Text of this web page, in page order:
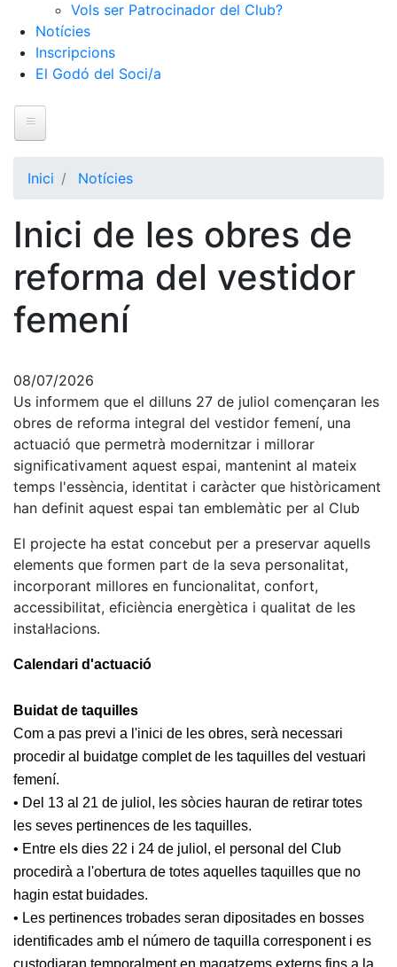
Vols ser Patrocinador del Club?
Notícies
Inscripcions
El Godó del Soci/a
Història
La nostra
història
Cronologia
Presidents
Organització
Junta
directiva
Comissions
i comités
Estructura
executiva
Fundació
Serveis
Instal·lacions
Preguntes
(FAQs)
nosaltres
Àrea esportiva
Tennis
Escola de
tennis
Next Gen
Palmarès
equips
Llegendes
Jugadors
Inici Notícies
Inici de les obres de
reforma del vestidor
femení
08/07/2026
Us informem que el dilluns 27 de juliol començaran les
obres de reforma integral del vestidor femení, una
actuació que permetrà modernitzar i millorar
significativament aquest espai, mantenint al mateix
temps l'essència, identitat i caràcter que històricament
han definit aquest espai tan emblemàtic per al Club
El projecte ha estat concebut per a preservar aquells
elements que formen part de la seva personalitat,
incorporant millores en funcionalitat, confort,
accessibilitat, eficiència energètica i qualitat de les
instal·lacions.
Calendari d'actuació
Buidat de taquilles
Com a pas previ a l'inici de les obres, serà necessari
procedir al buidatge complet de les taquilles del vestuari
femení.
• Del 13 al 21 de juliol, les sòcies hauran de retirar totes
les seves pertinences de les taquilles.
• Entre els dies 22 i 24 de juliol, el personal del Club
procedirà a l'obertura de totes aquelles taquilles que no
hagin estat buidades.
• Les pertinences trobades seran dipositades en bosses
identificades amb el número de taquilla corresponent i es
custodiaran temporalment en magatzems externs fins a la